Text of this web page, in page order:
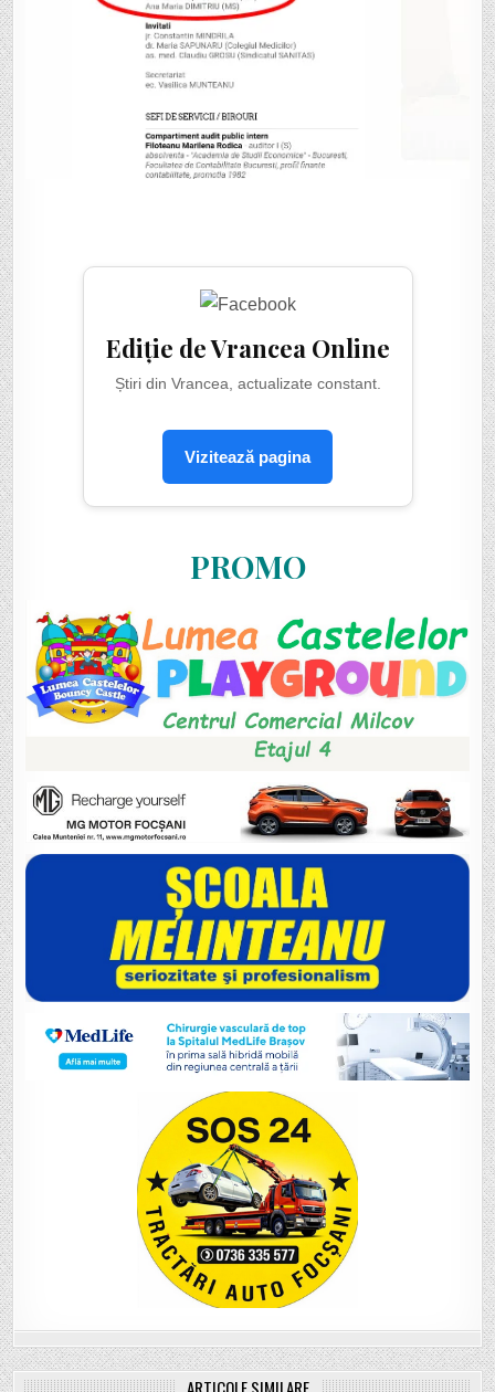
Ediție de Vrancea Online
Știri din Vrancea, actualizate constant.
Vizitează pagina
PROMO